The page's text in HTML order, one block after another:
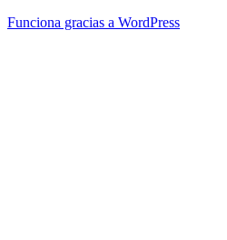
Funciona gracias a WordPress